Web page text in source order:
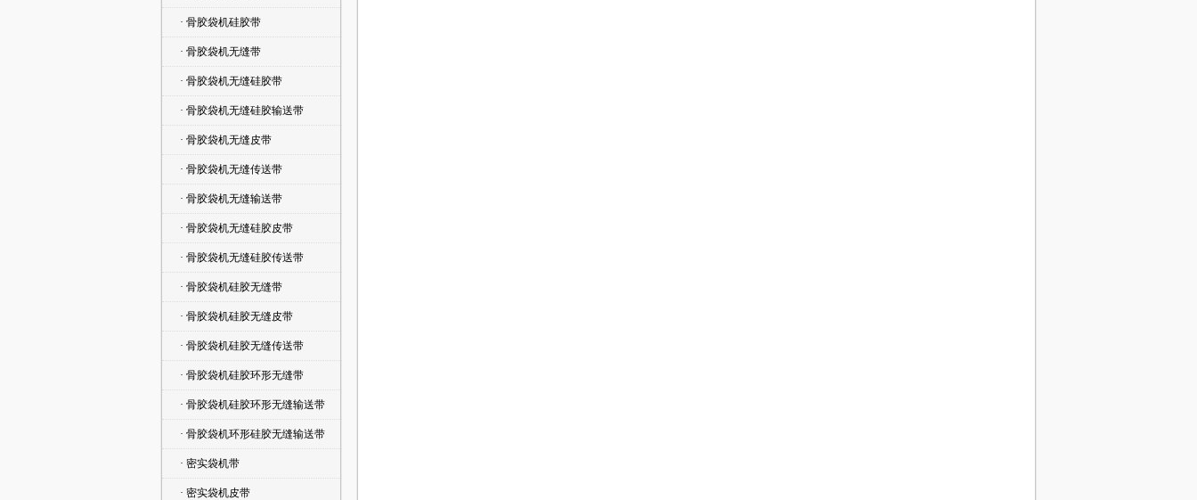
· 骨胶袋机硅胶带
· 骨胶袋机无缝带
· 骨胶袋机无缝硅胶带
· 骨胶袋机无缝硅胶输送带
· 骨胶袋机无缝皮带
· 骨胶袋机无缝传送带
· 骨胶袋机无缝输送带
· 骨胶袋机无缝硅胶皮带
· 骨胶袋机无缝硅胶传送带
· 骨胶袋机硅胶无缝带
· 骨胶袋机硅胶无缝皮带
· 骨胶袋机硅胶无缝传送带
· 骨胶袋机硅胶环形无缝带
· 骨胶袋机硅胶环形无缝输送带
· 骨胶袋机环形硅胶无缝输送带
· 密实袋机带
· 密实袋机皮带